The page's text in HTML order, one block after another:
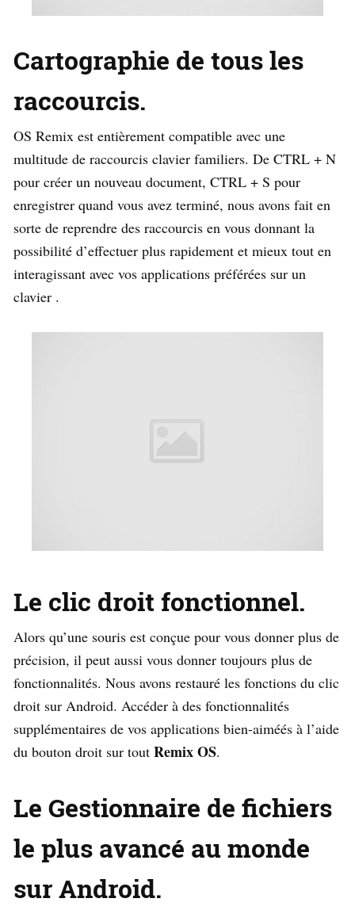
Cartographie de tous les
raccourcis.
OS Remix est entièrement compatible avec une
multitude de raccourcis clavier familiers. De CTRL + N
pour créer un nouveau document, CTRL + S pour
enregistrer quand vous avez terminé, nous avons fait en
sorte de reprendre des raccourcis en vous donnant la
possibilité d’effectuer plus rapidement et mieux tout en
interagissant avec vos applications préférées sur un
clavier .
Le clic droit fonctionnel.
Alors qu’une souris est conçue pour vous donner plus de
précision, il peut aussi vous donner toujours plus de
fonctionnalités. Nous avons restauré les fonctions du clic
droit sur Android. Accéder à des fonctionnalités
supplémentaires de vos applications bien-aiméés à l’aide
du bouton droit sur tout Remix OS.
Le Gestionnaire de fichiers
le plus avancé au monde
sur Android.